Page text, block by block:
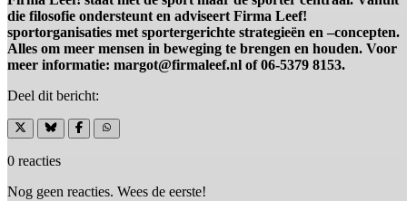
die filosofie ondersteunt en adviseert Firma Leef!
sportorganisaties met sportergerichte strategieën en –concepten.
Alles om meer mensen in beweging te brengen en houden. Voor
meer informatie: margot@firmaleef.nl of 06-5379 8153.
Deel dit bericht:
0 reacties
Nog geen reacties. Wees de eerste!